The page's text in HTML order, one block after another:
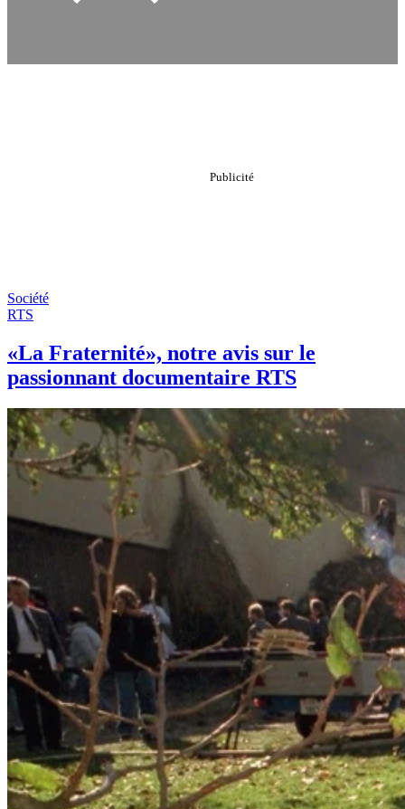
Société
RTS
«La Fraternité», notre avis sur le
passionnant documentaire RTS